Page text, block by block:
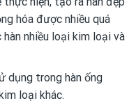
hóa được nhiều quá
nhiều loại kim loại và
trong hàn ống
loại khác.